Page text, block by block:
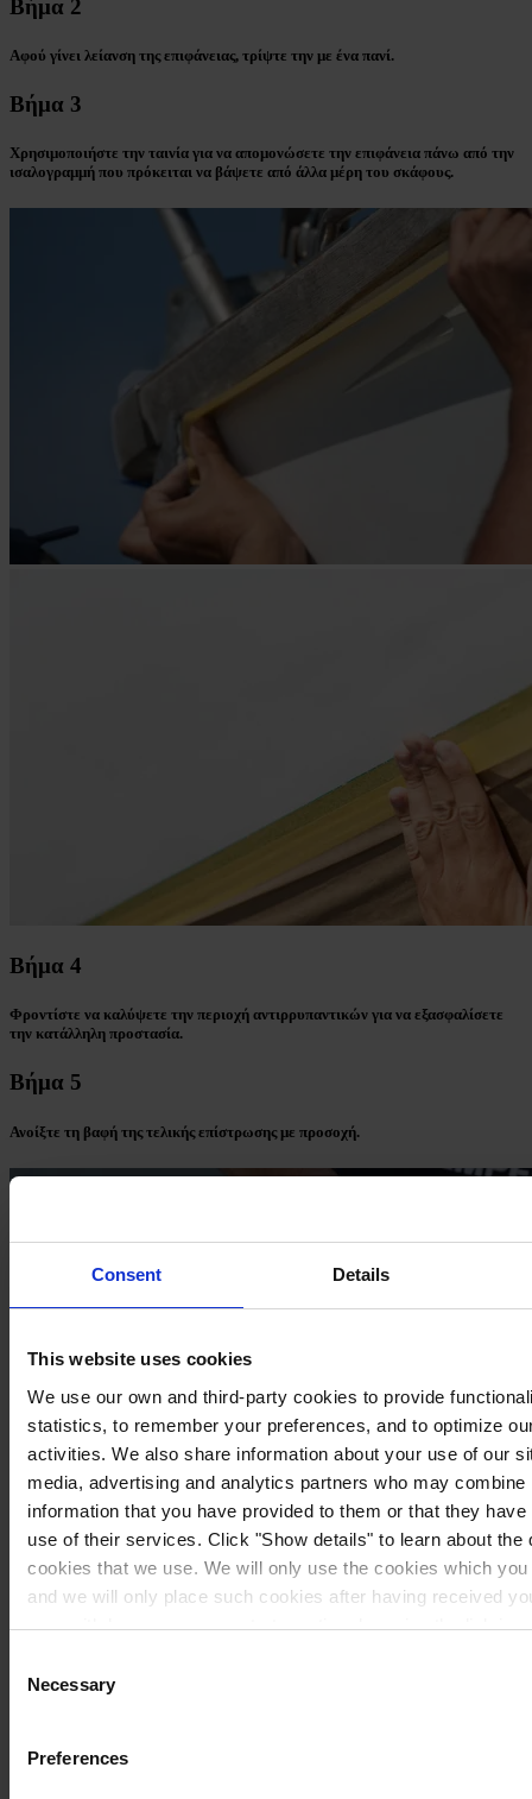
Consent Details
This website uses cookies
We use our own and third-party cookies to provide
statistics, to remember your preferences, and to optimize
activities. We also share information about your use of our
media, advertising and analytics partners who may combine
information that you have provided to them or that they
use of their services. Click "Show details" to learn about the
cookies that we use. We will only use the cookies which
and we will only place such cookies after having received
may withdraw your consent at any time by using the link in
ourPrivacy Notice
Selection
Necessary
Preferences
Βήμα 2
Αφού γίνει λείανση της επιφάνειας, τρίψτε την με ένα πανί.
Βήμα 3
Χρησιμοποιήστε την ταινία για να απομονώσετε την επιφάνεια πάνω από την
ισαλογραμμή που πρόκειται να βάψετε από άλλα μέρη του σκάφους.
Βήμα 4
Φροντίστε να καλύψετε την περιοχή αντιρρυπαντικών για να εξασφαλίσετε
την κατάλληλη προστασία.
Βήμα 5
Ανοίξτε τη βαφή της τελικής επίστρωσης με προσοχή.